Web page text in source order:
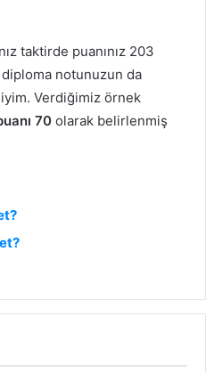
taktirde puanınız 203
diploma notunuzun da
Verdiğimiz örnek
70 olarak belirlenmiş